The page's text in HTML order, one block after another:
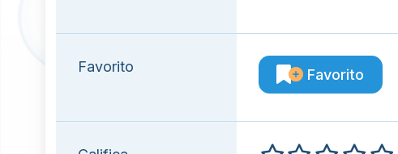
Favorito Favorito